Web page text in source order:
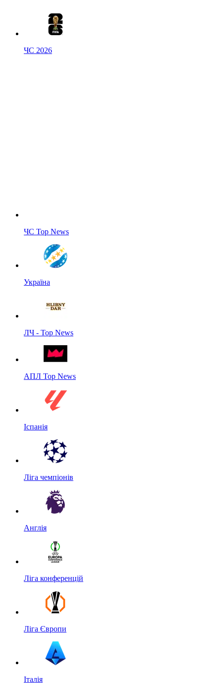
ЧС 2026
ЧС Top News
Україна
ЛЧ - Top News
АПЛ Top News
Іспанія
Ліга чемпіонів
Англія
Ліга конференцій
Ліга Європи
Італія